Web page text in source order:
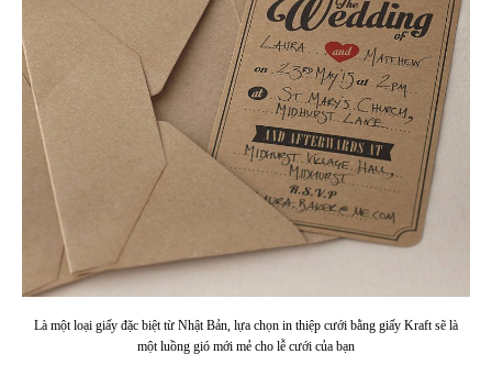
Là một loại giấy đặc biệt từ Nhật Bản, lựa chọn in thiệp cưới bằng giấy Kraft sẽ là
một luồng gió mới mẻ cho lễ cưới của bạn